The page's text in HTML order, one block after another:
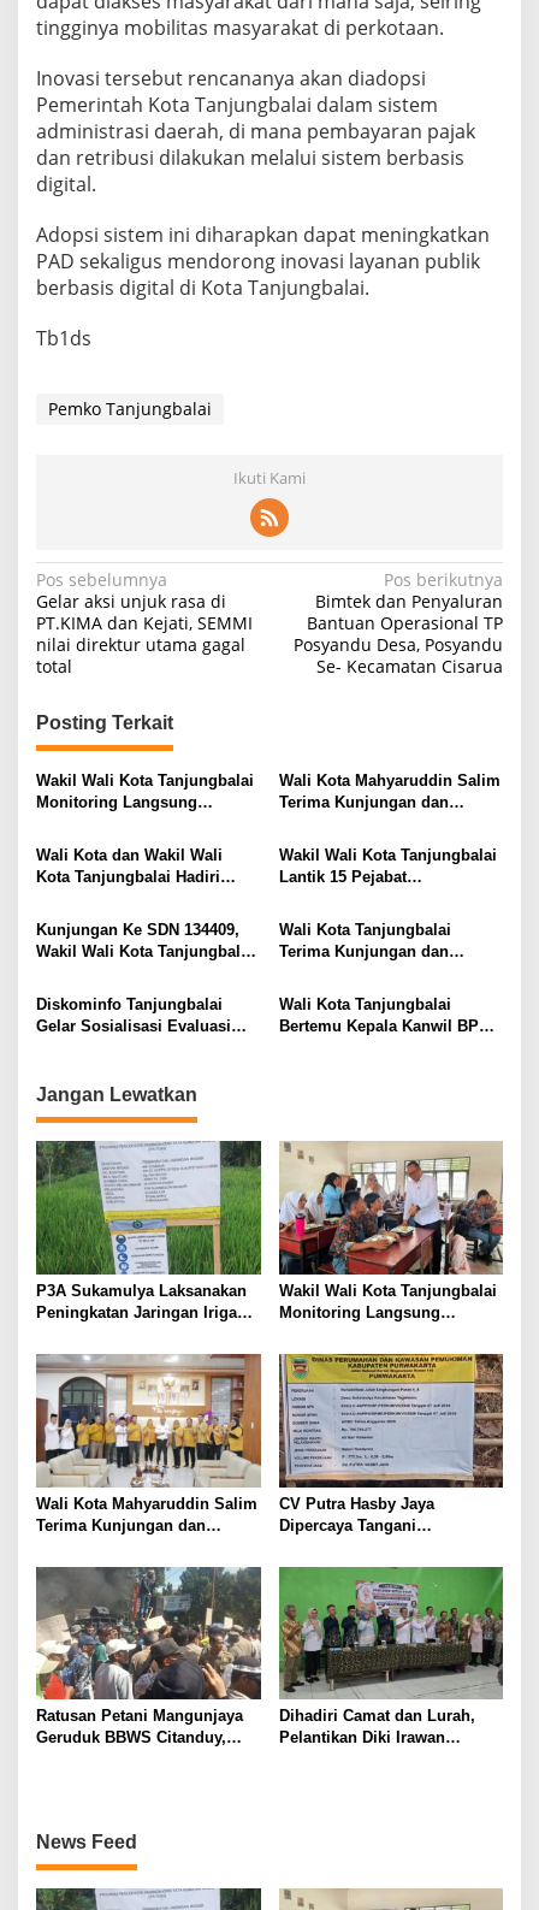
tingginya mobilitas masyarakat di perkotaan.
Inovasi tersebut rencananya akan diadopsi
Pemerintah Kota Tanjungbalai dalam sistem
administrasi daerah, di mana pembayaran pajak
dan retribusi dilakukan melalui sistem berbasis
digital.
Adopsi sistem ini diharapkan dapat meningkatkan
PAD sekaligus mendorong inovasi layanan publik
berbasis digital di Kota Tanjungbalai.
Tb1ds
Pemko Tanjungbalai
Ikuti Kami
Navigasi
pos
Pos sebelumnya
Gelar aksi unjuk rasa di
PT.KIMA dan Kejati, SEMMI
nilai direktur utama gagal
total
Pos berikutnya
Bimtek dan Penyaluran
Bantuan Operasional TP
Posyandu Desa, Posyandu
Se- Kecamatan Cisarua
Posting Terkait
Wakil Wali Kota Tanjungbalai
Monitoring Langsung
Negeri 2
Wali Kota Mahyaruddin Salim
Terima Kunjungan dan
Tanjungbalai
Wali Kota dan Wakil Wali
Kota Tanjungbalai Hadiri
Tahun 2026
Wakil Wali Kota Tanjungbalai
Lantik 15 Pejabat
Serta 2 Kepala Puskesmas di
Lingkungan Pemko
Tanjungbalai
Kunjungan Ke SDN 134409,
Wakil Wali Kota Tanjungbalai
Solusi Cerdas Tingkatkan
Literasi dan Minat Baca Para
Wali Kota Tanjungbalai
Terima Kunjungan dan
Letkol Laut (P) Sigit Ryanto
Diskominfo Tanjungbalai
Gelar Sosialisasi Evaluasi
Tahun 2026
Wali Kota Tanjungbalai
Bertemu Kepala Kanwil BPN
Jangan Lewatkan
P3A Sukamulya Laksanakan
Peningkatan Jaringan Irigasi,
Pertanian di Tegalwaru
Wakil Wali Kota Tanjungbalai
Monitoring Langsung
Negeri 2
Wali Kota Mahyaruddin Salim
Terima Kunjungan dan
Tanjungbalai
CV Putra Hasby Jaya
Dipercaya Tangani
Lingkungan di Desa
Sukamulya
Ratusan Petani Mangunjaya
Geruduk BBWS Citanduy,
Dihadiri Camat dan Lurah,
Pelantikan Diki Irawan
News Feed